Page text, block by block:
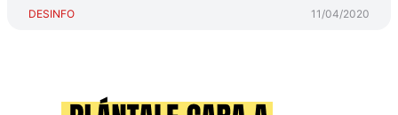
DESINFO 11/04/2020